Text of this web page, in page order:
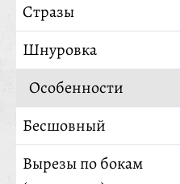
Стразы
Шнуровка
Особенности
Бесшовный
Вырезы по бокам